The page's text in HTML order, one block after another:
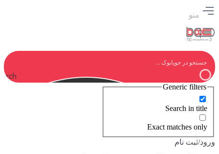
منو
Generic filters
Search in title
Exact matches only
ورود/ثبت نام